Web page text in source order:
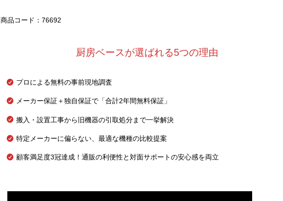
商品コード：76692
厨房ベースが選ばれる5つの理由
プロによる無料の事前現地調査
メーカー保証＋独自保証で「合計2年間無料保証」
搬入・設置工事から旧機器の引取処分まで一挙解決
特定メーカーに偏らない、最適な機種の比較提案
顧客満足度3冠達成！通販の利便性と対面サポートの安心感を両立